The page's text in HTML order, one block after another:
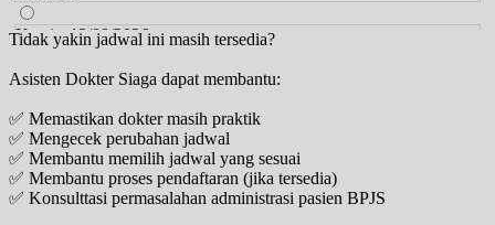
Kamis, 13/08/2026
Jam 10:00 - 12:00
EKSEKUTIF
Kamis, 13/08/2026
Jam 16:00 - 19:00
EKSEKUTIF
Jumat, 14/08/2026
Tidak yakin jadwal ini masih tersedia?
Asisten Dokter Siaga dapat membantu:
✅ Memastikan dokter masih praktik
✅ Mengecek perubahan jadwal
✅ Membantu memilih jadwal yang sesuai
✅ Membantu proses pendaftaran (jika tersedia)
✅ Konsulttasi permasalahan administrasi pasien BPJS